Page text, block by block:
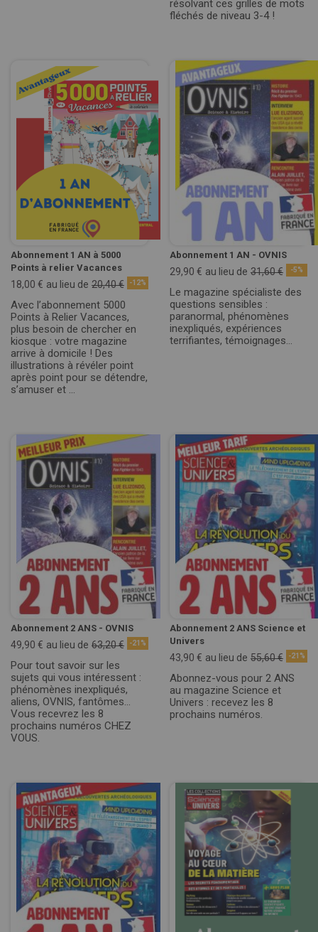
résolvant ces grilles de mots
fléchés de niveau 3-4 !
Abonnement 1 AN à 5000
Points à relier Vacances
18,00 € au lieu de 20,40 € -12%
Avec l’abonnement 5000
Points à Relier Vacances,
plus besoin de chercher en
kiosque : votre magazine
arrive à domicile ! Des
illustrations à révéler point
après point pour se détendre,
s’amuser et ...
Abonnement 1 AN - OVNIS
29,90 € au lieu de 31,60 € -5%
Le magazine spécialiste des
questions sensibles :
paranormal, phénomènes
inexpliqués, expériences
terrifiantes, témoignages…
Abonnement 2 ANS - OVNIS
49,90 € au lieu de 63,20 € -21%
Pour tout savoir sur les
sujets qui vous intéressent :
phénomènes inexpliqués,
aliens, OVNIS, fantômes…
Vous recevrez les 8
prochains numéros CHEZ
VOUS.
Abonnement 2 ANS Science et
Univers
43,90 € au lieu de 55,60 € -21%
Abonnez-vous pour 2 ANS
au magazine Science et
Univers : recevez les 8
prochains numéros.